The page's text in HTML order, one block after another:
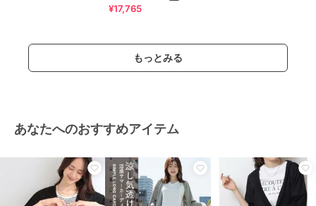
ルー・Uネック
カーディガン
大きいサイズあり
イフスタイル/アウトドア
婚式・二次会
/ビジネス/
ュアル/セレモニー・入学式・卒
業式
¥17,765
もっとみる
あなたへのおすすめアイテム